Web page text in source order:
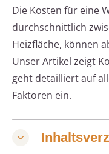
Die Kosten für eine
durchschnittlich
Heizfläche, können
Unser Artikel zeigt
geht detailliert auf
Faktoren ein.